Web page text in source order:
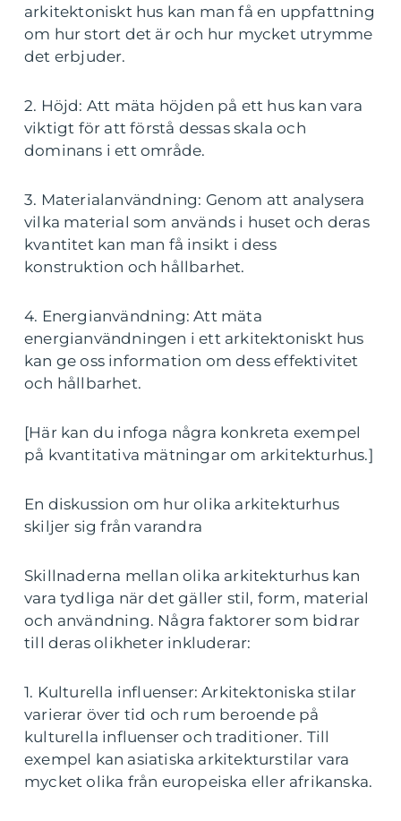
arkitektoniskt hus kan man få en uppfattning
om hur stort det är och hur mycket utrymme
det erbjuder.
2. Höjd: Att mäta höjden på ett hus kan vara
viktigt för att förstå dessas skala och
dominans i ett område.
3. Materialanvändning: Genom att analysera
vilka material som används i huset och deras
kvantitet kan man få insikt i dess
konstruktion och hållbarhet.
4. Energianvändning: Att mäta
energianvändningen i ett arkitektoniskt hus
kan ge oss information om dess effektivitet
och hållbarhet.
[Här kan du infoga några konkreta exempel
på kvantitativa mätningar om arkitekturhus.]
En diskussion om hur olika arkitekturhus
skiljer sig från varandra
Skillnaderna mellan olika arkitekturhus kan
vara tydliga när det gäller stil, form, material
och användning. Några faktorer som bidrar
till deras olikheter inkluderar:
1. Kulturella influenser: Arkitektoniska stilar
varierar över tid och rum beroende på
kulturella influenser och traditioner. Till
exempel kan asiatiska arkitekturstilar vara
mycket olika från europeiska eller afrikanska.